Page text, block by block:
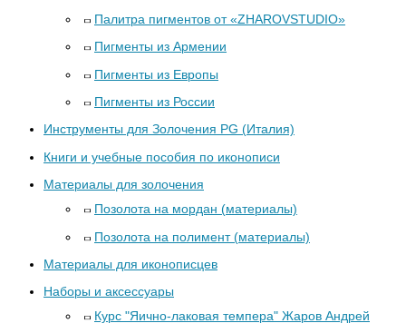
Палитра пигментов от «ZHAROVSTUDIO»
Пигменты из Армении
Пигменты из Европы
Пигменты из России
Инструменты для Золочения PG (Италия)
Книги и учебные пособия по иконописи
Материалы для золочения
Позолота на мордан (материалы)
Позолота на полимент (материалы)
Материалы для иконописцев
Наборы и аксессуары
Курс "Яично-лаковая темпера" Жаров Андрей